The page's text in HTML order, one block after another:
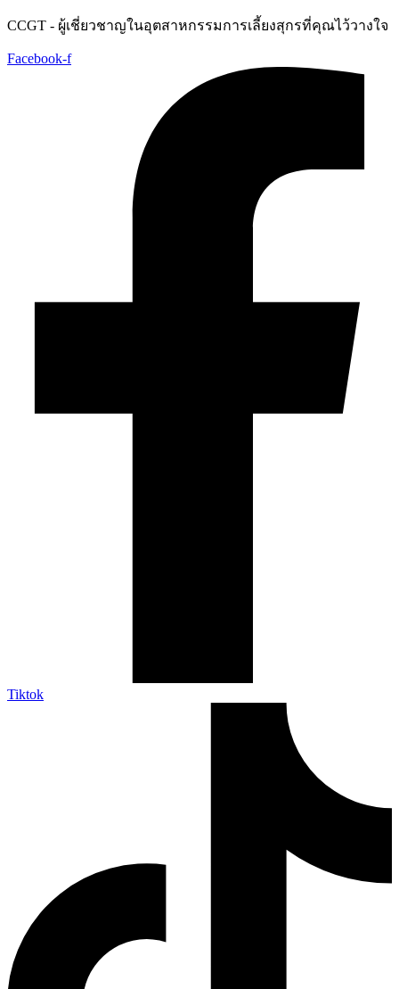
Skip
content
CCGT - ผู้เชี่ยวชาญในอุตสาหกรรมการเลี้ยงสุกรที่คุณไว้วางใจ
Facebook-f
Tiktok